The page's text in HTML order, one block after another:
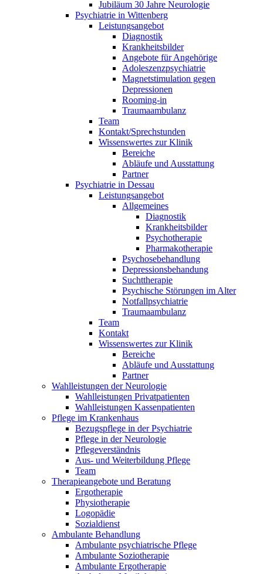
Jubiläum 30 Jahre Neurologie
Psychiatrie in Wittenberg
Leistungsangebot
Diagnostik
Krankheitsbilder
Angebote für Angehörige
Adoleszenzpsychiatrie
Magnetstimulation gegen
Depressionen
Rooming-in
Traumaambulanz
Team
Kontakt/Sprechstunden
Wissenswertes zur Klinik
Bereiche
Abläufe und Ausstattung
Partner
Psychiatrie in Dessau
Leistungsangebot
Allgemeines
Diagnostik
Krankheitsbilder
Psychotherapie
Pharmakotherapie
Psychosebehandlung
Depressionsbehandung
Suchttherapie
Psychische Störungen im Alter
Notfallpsychiatrie
Traumaambulanz
Team
Kontakt
Wissenswertes zur Klinik
Bereiche
Abläufe und Ausstattung
Partner
Wahlleistungen der Neurologie
Wahlleistungen Privatpatienten
Wahlleistungen Kassenpatienten
Pflege im Krankenhaus
Bezugspflege in der Psychiatrie
Pflege in der Neurologie
Pflegeverständnis
Aus- und Weiterbildung Pflege
Team
Therapieangebote und Beratung
Ergotherapie
Physiotherapie
Logopädie
Sozialdienst
Ambulante Behandlung
Ambulante psychiatrische Pflege
Ambulante Soziotherapie
Ambulante Ergotherapie